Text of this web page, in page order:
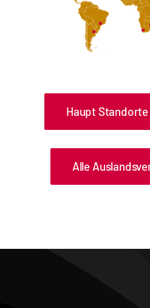
Haupt
Alle